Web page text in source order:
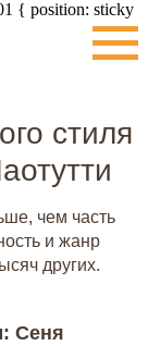
{ position: sticky
стиля
чем часть
и жанр
других.
Сеня